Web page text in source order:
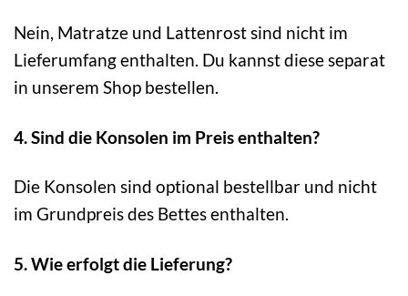
Nein, Matratze und Lattenrost sind nicht im
Lieferumfang enthalten. Du kannst diese separat
in unserem Shop bestellen.
4. Sind die Konsolen im Preis enthalten?
Die Konsolen sind optional bestellbar und nicht
im Grundpreis des Bettes enthalten.
5. Wie erfolgt die Lieferung?